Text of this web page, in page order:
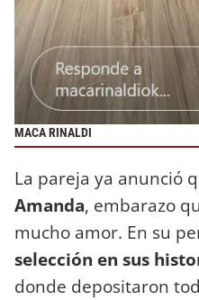
MACA RINALDI
La pareja ya anunció
Amanda, embarazo
mucho amor. En su
selección en sus
donde depositaron